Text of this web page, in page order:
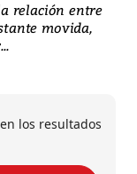
relación entre
movida,
los resultados